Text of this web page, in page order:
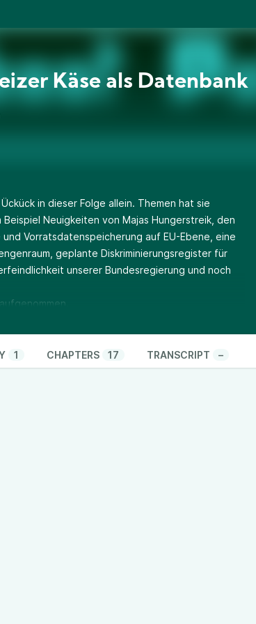
Käse als Datenbank
in dieser Folge allein. Themen hat sie
Neuigkeiten von Majas Hungerstreik, den
Vorratsdatenspeicherung auf EU-Ebene, eine
geplante Diskriminierungsregister für
unserer Bundesregierung und noch
und die SPD wacht auch mal auf
in-Ungarn/!6100301/
Pride
1 CHAPTERS 17 TRANSCRIPT –